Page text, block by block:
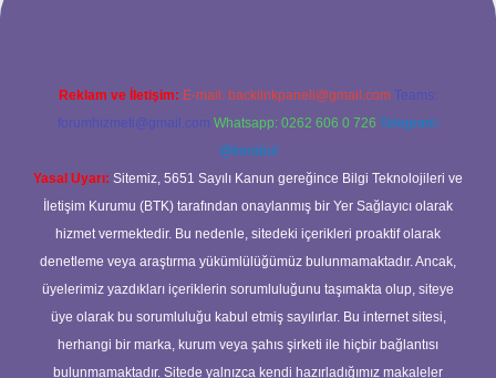
Reklam ve İletişim: E-mail: backlinkpaneli@gmail.com Teams:
forumhizmeti@gmail.com Whatsapp: 0262 606 0 726 Telegram:
@karabul
Yasal Uyarı: Sitemiz, 5651 Sayılı Kanun gereğince Bilgi Teknolojileri ve
İletişim Kurumu (BTK) tarafından onaylanmış bir Yer Sağlayıcı olarak
hizmet vermektedir. Bu nedenle, sitedeki içerikleri proaktif olarak
denetleme veya araştırma yükümlülüğümüz bulunmamaktadır. Ancak,
üyelerimiz yazdıkları içeriklerin sorumluluğunu taşımakta olup, siteye
üye olarak bu sorumluluğu kabul etmiş sayılırlar. Bu internet sitesi,
herhangi bir marka, kurum veya şahıs şirketi ile hiçbir bağlantısı
bulunmamaktadır. Sitede yalnızca kendi hazırladığımız makaleler